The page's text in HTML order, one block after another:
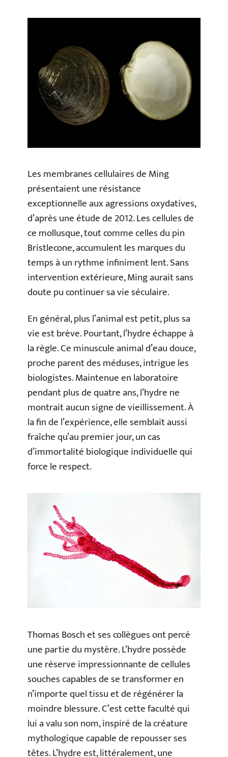
Les membranes cellulaires de Ming
présentaient une résistance
exceptionnelle aux agressions oxydatives,
d’après une étude de 2012. Les cellules de
ce mollusque, tout comme celles du pin
Bristlecone, accumulent les marques du
temps à un rythme infiniment lent. Sans
intervention extérieure, Ming aurait sans
doute pu continuer sa vie séculaire.
En général, plus l’animal est petit, plus sa
vie est brève. Pourtant, l’hydre échappe à
la règle. Ce minuscule animal d’eau douce,
proche parent des méduses, intrigue les
biologistes. Maintenue en laboratoire
pendant plus de quatre ans, l’hydre ne
montrait aucun signe de vieillissement. À
la fin de l’expérience, elle semblait aussi
fraîche qu’au premier jour, un cas
d’immortalité biologique individuelle qui
force le respect.
Thomas Bosch et ses collègues ont percé
une partie du mystère. L’hydre possède
une réserve impressionnante de cellules
souches capables de se transformer en
n’importe quel tissu et de régénérer la
moindre blessure. C’est cette faculté qui
lui a valu son nom, inspiré de la créature
mythologique capable de repousser ses
têtes. L’hydre est, littéralement, une